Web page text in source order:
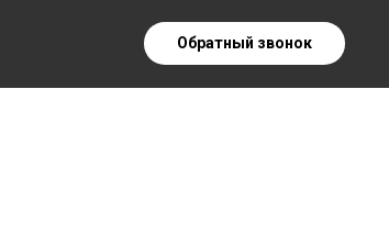
Обратный звонок